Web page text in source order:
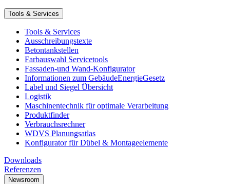
Tools & Services
Tools & Services
Ausschreibungstexte
Betontankstellen
Farbauswahl Servicetools
Fassaden-und Wand-Konfigurator
Informationen zum GebäudeEnergieGesetz
Label und Siegel Übersicht
Logistik
Maschinentechnik für optimale Verarbeitung
Produktfinder
Verbrauchsrechner
WDVS Planungsatlas
Konfigurator für Dübel & Montageelemente
Downloads
Referenzen
Newsroom